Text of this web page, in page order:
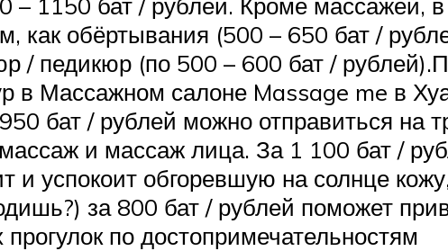
как обёртывания (500 – 650 бат /
/ педикюр (по 500 – 600 бат /
в Массажном салоне Massage me в
бат / рублей можно отправиться
и массаж лица. За 1 100 бат /
и успокоит обгоревшую на солнце
за 800 бат / рублей поможет
по достопримечательностям